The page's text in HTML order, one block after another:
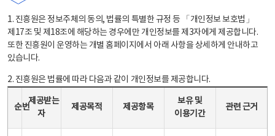
1. 진흥원은 정보주체의 동의, 법률의 특별한 규정 등 「개인정보 보호법」
제17조 및 제18조에 해당하는 경우에만 개인정보를 제3자에게 제공합니다.
또한 진흥원이 운영하는 개별 홈페이지에서 아래 사항을 상세하게 안내하고
있습니다.
2. 진흥원은 법률에 따라 다음과 같이 개인정보를 제공합니다.
순번
제공받는
자
제공목적 제공항목
보유 및
이용기간
관련 근거